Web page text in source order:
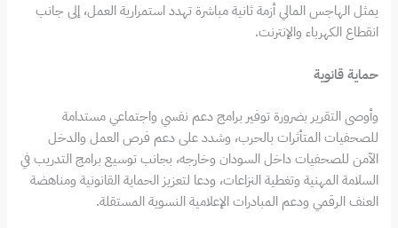
يمثل الهاجس المالي أزمة ثانية مباشرة تهدد استمرارية العمل، إلى جانب
انقطاع الكهرباء والإنترنت.
حماية قانوية
وأوصى التقرير بضرورة توفير برامج دعم نفسي واجتماعي مستدامة
للصحفيات المتأثرات بالحرب، وشدد على دعم فرص العمل والدخل
الآمن للصحفيات داخل السودان وخارجه، بجانب توسيع برامج التدريب في
السلامة المهنية وتغطية النزاعات، ودعا لتعزيز الحماية القانونية ومناهضة
العنف الرقمي ودعم المبادرات الإعلامية النسوية المستقلة.